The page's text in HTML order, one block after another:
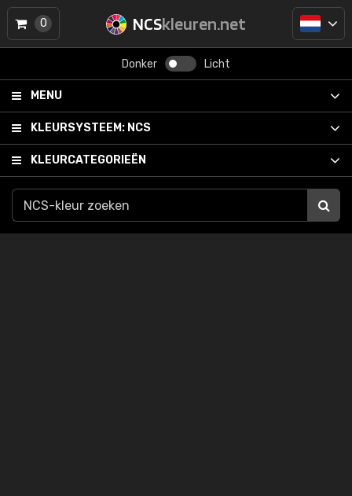
NCSkleuren.net
Donker Licht
MENU
KLEURSYSTEEM: NCS
KLEURCATEGORIEËN
0